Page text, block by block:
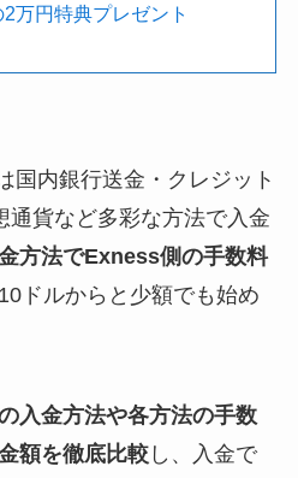
万円特典プレゼント
国内銀行送金・クレジット
通貨など多彩な方法で入金
方法でExness側の手数料
ドルからと少額でも始め
入金方法や各方法の手数
額を徹底比較し、入金で